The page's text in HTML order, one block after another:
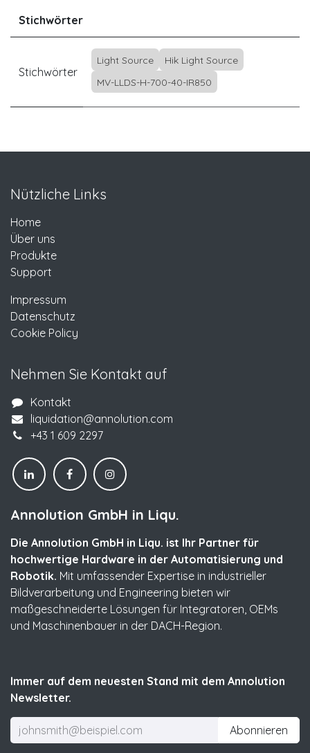
Stichwörter
Stichwörter
Light Source
Hik Light Source
MV-LLDS-H-700-40-IR850
Nützliche Links
Home
Über uns
Produkte
Support
Impressum
Datenschutz
Cookie Policy
Nehmen Sie Kontakt auf
Kontakt
liquidation@annolution.com
+43 1 609 2297
Annolution GmbH in Liqu.
Die Annolution GmbH in Liqu. ist Ihr Partner für
hochwertige Hardware in der Automatisierung und
Robotik. Mit umfassender Expertise in industrieller
Bildverarbeitung und Engineering bieten wir
maßgeschneiderte Lösungen für Integratoren, OEMs
und Maschinenbauer in der DACH-Region.
Immer auf dem neuesten Stand mit dem Annolution
Newsletter.
Abonnieren